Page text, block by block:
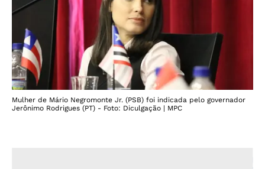
Mulher de Mário Negromonte Jr. (PSB) foi indicada pelo governador
Jerônimo Rodrigues (PT) - Foto: Diculgação | MPC